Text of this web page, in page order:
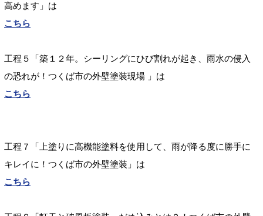
高めます」は
こちら
工程５「築１２年。シーリングにひび割れが起き、雨水の侵入
の恐れが！つくば市の外壁塗装現場 」は
こちら
工程７「上塗りに高機能塗料を使用して、雨が降る度に勝手に
キレイに！つくば市の外壁塗装」は
こちら